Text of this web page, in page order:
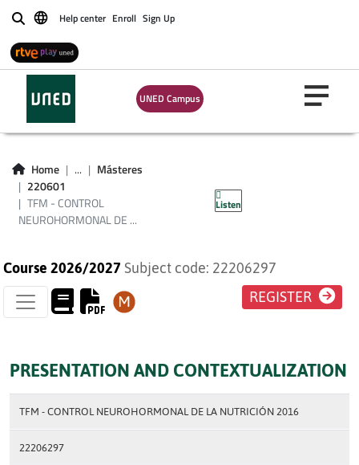
BuscarHelp center Enroll Sign Up
UNED Campus
Home ...
Másteres
220601
TFM - CONTROL
NEUROHORMONAL DE ...
Listen
TFM - CONTROL
NEUROHORMONAL
DE LA NUTRICIÓN
2016
Course 2026/2027 Subject code: 22206297
REGISTER
PRESENTATION AND CONTEXTUALIZATION
TFM - CONTROL NEUROHORMONAL DE LA NUTRICIÓN 2016
22206297